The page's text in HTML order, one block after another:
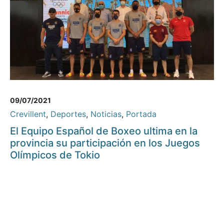
09/07/2021
Crevillent, Deportes, Noticias, Portada
El Equipo Español de Boxeo ultima en la
provincia su participación en los Juegos
Olímpicos de Tokio